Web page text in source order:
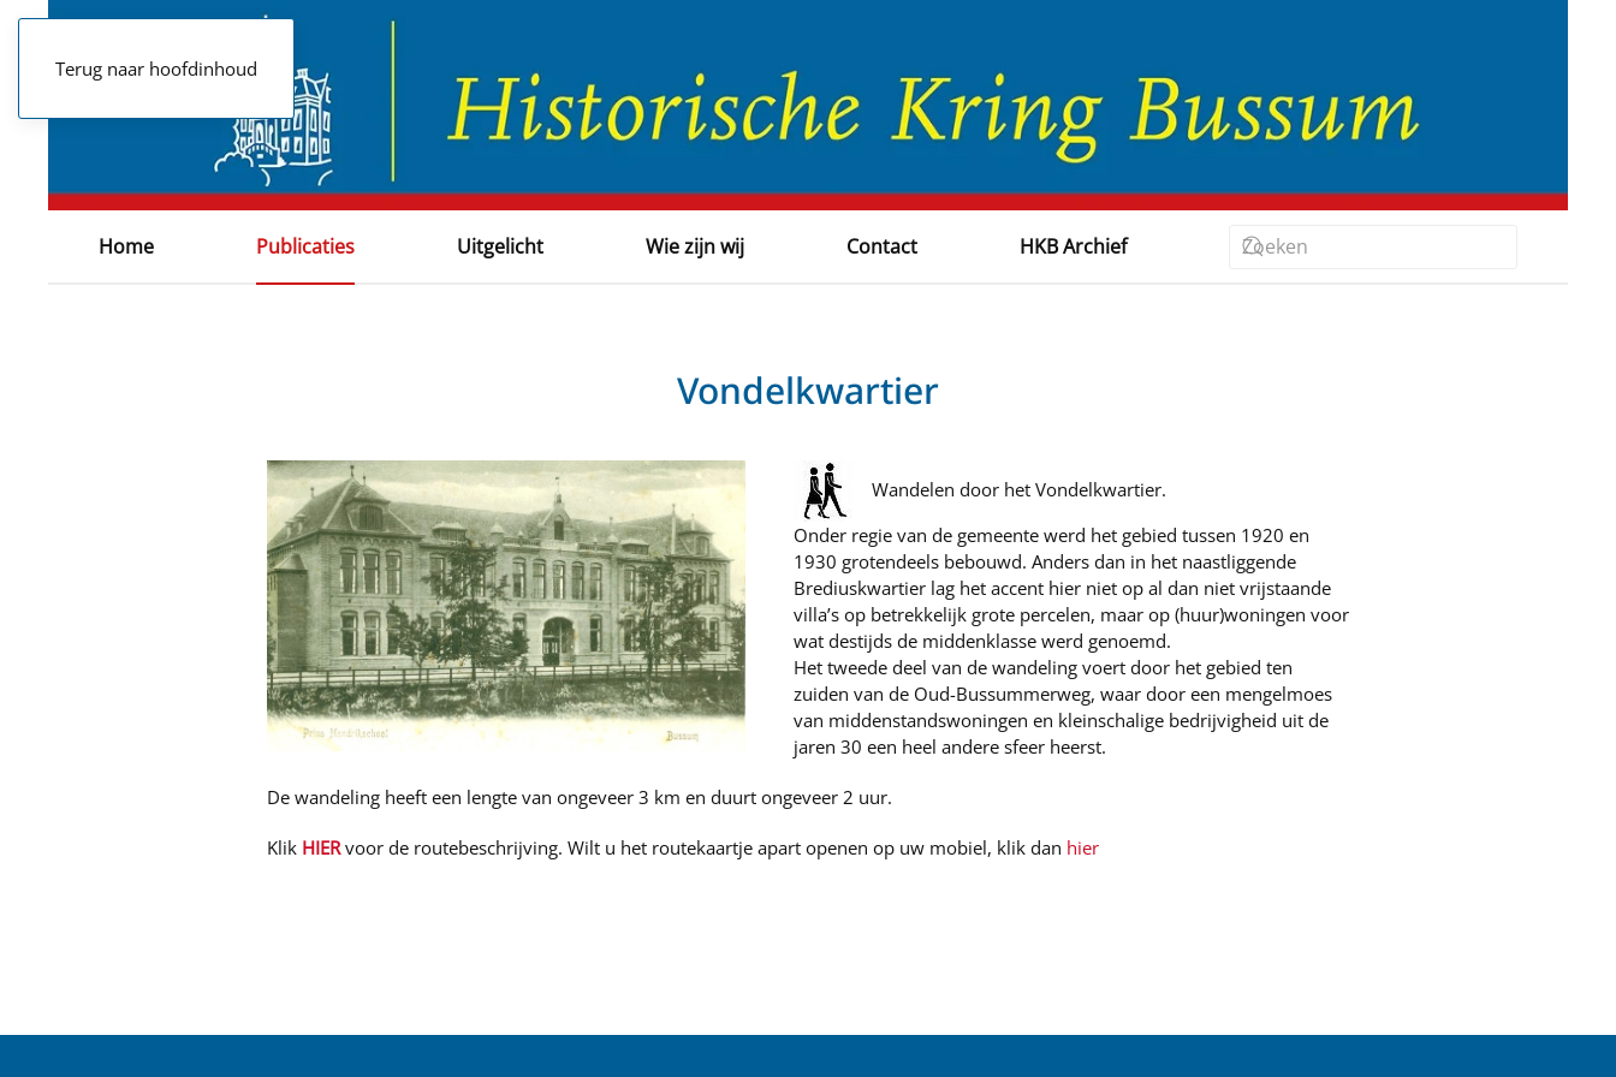
Terug naar hoofdinhoud
Home Publicaties Uitgelicht Wie zijn wij Contact HKB Archief
Vondelkwartier
Wandelen door het Vondelkwartier.
Onder regie van de gemeente werd het gebied tussen 1920 en
1930 grotendeels bebouwd. Anders dan in het naastliggende
Brediuskwartier lag het accent hier niet op al dan niet vrijstaande
villa’s op betrekkelijk grote percelen, maar op (huur)woningen voor
wat destijds de middenklasse werd genoemd.
Het tweede deel van de wandeling voert door het gebied ten
zuiden van de Oud-Bussummerweg, waar door een mengelmoes
van middenstandswoningen en kleinschalige bedrijvigheid uit de
jaren 30 een heel andere sfeer heerst.
De wandeling heeft een lengte van ongeveer 3 km en duurt ongeveer 2 uur.
Klik HIERvoor de routebeschrijving. Wilt u het routekaartje apart openen op uw mobiel, klik dan hier